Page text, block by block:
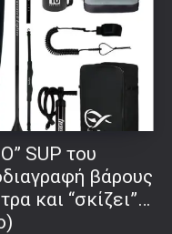
SUP του
βάρους
και “σκίζει”…